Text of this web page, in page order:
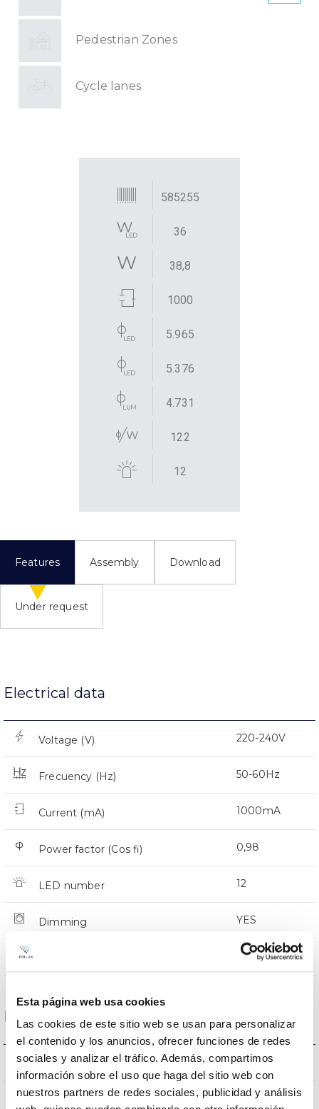
Esta página web usa cookies
Las cookies de este sitio web se usan para personalizar
el contenido y los anuncios, ofrecer funciones de redes
sociales y analizar el tráfico. Además, compartimos
información sobre el uso que haga del sitio web con
nuestros partners de redes sociales, publicidad y análisis
Pedestrian Zones
Cycle lanes
585255
36
38,8
1000
5.965
5.376
4.731
122
12
Features Assembly Download
Under request
Electrical data
Voltage (V) 220-240V
Frecuency (Hz) 50-60Hz
Current (mA) 1000mA
Power factor (Cos fi) 0,98
LED number 12
Dimming YES
CMR
Dimensions and Mounting
Measures 318 a 408x116mm
Linkable NO